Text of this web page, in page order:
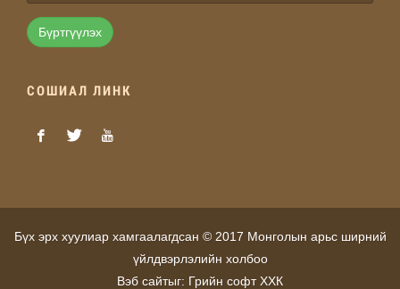
Бүртгүүлэх
СОШИАЛ ЛИНК
Бүх эрх хуулиар хамгаалагдсан © 2017 Монголын арьс ширний
үйлдвэрлэлийн холбоо
Вэб сайтыг: Грийн софт ХХК